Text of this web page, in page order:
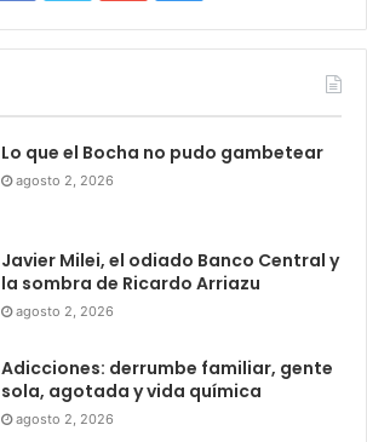
Lo que el Bocha no pudo gambetear
agosto 2, 2026
Javier Milei, el odiado Banco Central y
la sombra de Ricardo Arriazu
agosto 2, 2026
Adicciones: derrumbe familiar, gente
sola, agotada y vida química
agosto 2, 2026